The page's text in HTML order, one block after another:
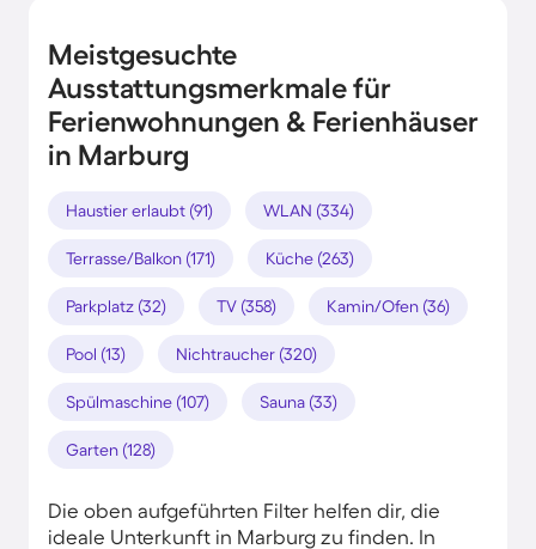
Meistgesuchte
Ausstattungsmerkmale für
Ferienwohnungen & Ferienhäuser
in Marburg
Haustier erlaubt (91) WLAN (334)
Terrasse/Balkon (171) Küche (263)
Parkplatz (32) TV (358) Kamin/Ofen (36)
Pool (13) Nichtraucher (320)
Spülmaschine (107) Sauna (33)
Garten (128)
Die oben aufgeführten Filter helfen dir, die
ideale Unterkunft in Marburg zu finden. In